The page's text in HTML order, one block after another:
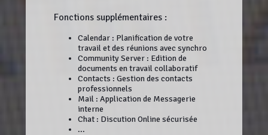
Fonctions supplémentaires :
Calendar : Planification de votre
travail et des réunions avec synchro
Community Server : Edition de
documents en travail collaboratif
Contacts : Gestion des contacts
professionnels
Mail : Application de Messagerie
interne
Chat : Discution Online sécurisée
...